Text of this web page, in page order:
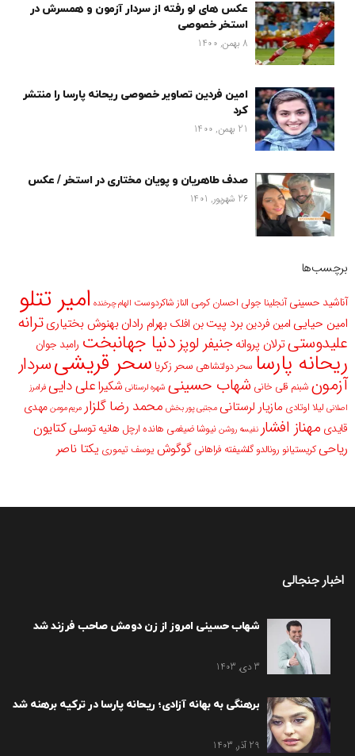
عکس های لو رفته از سردار آزمون و همسرش در
استخر خصوصی
8 بهمن, 1400
امین فردین تصاویر خصوصی ریحانه پارسا را منتشر
کرد
21 بهمن, 1400
صدف طاهریان و پویان مختاری در استخر / عکس
26 شهریور, 1401
برچسب‌ها
آناشید حسینی آنجلینا جولی احسان کرمی الناز شاکردوست الهام چرخنده امیر تتلو
امین حیاییامین فردین برد پیتبن افلک بهرام رادان بهنوش بختیاریترانه
علیدوستیترلان پروانهجنیفر لوپز دنیا جهانبخت رامبد جوان
ریحانه پارسا سحر دولتشاهی سحر زکریا سحر قریشیسردار
آزمون شبنم قلی خانی شهاب حسینی شهره لرستانی شکیراعلی دایی فرامرز
اصلانی لیلا اوتادی مازیار لرستانی مجتبی پور بخش محمد رضا گلزار مریم مومن مهدی
قایدی مهناز افشار نفیسه روشن نیوشا ضیغمی هانده ارچل هانیه توسلی کتایون
ریاحی کریستیانو رونالدو گلشیفته فراهانی گوگوش یوسف تیموری یکتا ناصر
اخبار جنجالی
شهاب حسینی امروز از زن دومش صاحب فرزند شد
3 دی, 1403
برهنگی به بهانه آزادی؛ ریحانه پارسا در ترکیه برهنه شد
29 آذر, 1403